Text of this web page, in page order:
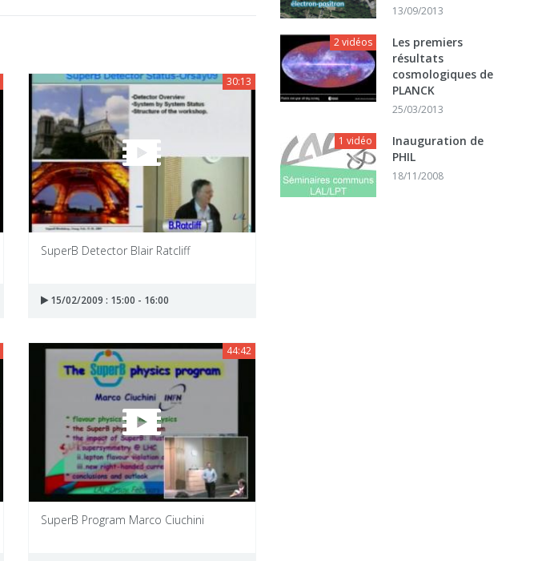
30:13
SuperB Detector Blair Ratcliff
15/02/2009 : 15:00 - 16:00
44:42
SuperB Program Marco Ciuchini
13/09/2013
2 vidéos
Les premiers
résultats
cosmologiques de
PLANCK
25/03/2013
1 vidéo
Inauguration de
PHIL
18/11/2008